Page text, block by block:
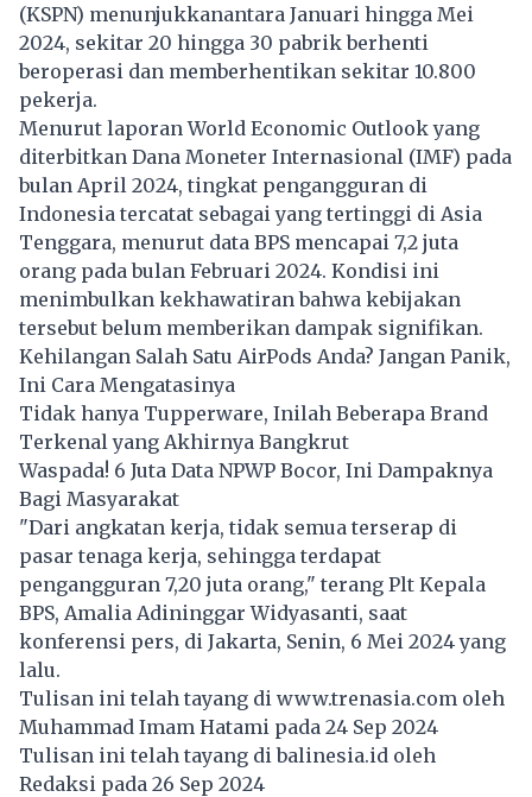
(KSPN) menunjukkanantara Januari hingga Mei
2024, sekitar 20 hingga 30 pabrik berhenti
beroperasi dan memberhentikan sekitar 10.800
pekerja.
Menurut laporan World Economic Outlook yang
diterbitkan Dana Moneter Internasional (IMF) pada
bulan April 2024, tingkat pengangguran di
Indonesia tercatat sebagai yang tertinggi di Asia
Tenggara, menurut data BPS mencapai 7,2 juta
orang pada bulan Februari 2024. Kondisi ini
menimbulkan kekhawatiran bahwa kebijakan
tersebut belum memberikan dampak signifikan.
Kehilangan Salah Satu AirPods Anda? Jangan Panik,
Ini Cara Mengatasinya
Tidak hanya Tupperware, Inilah Beberapa Brand
Terkenal yang Akhirnya Bangkrut
Waspada! 6 Juta Data NPWP Bocor, Ini Dampaknya
Bagi Masyarakat
"Dari angkatan kerja, tidak semua terserap di
pasar tenaga kerja, sehingga terdapat
pengangguran 7,20 juta orang," terang Plt Kepala
BPS, Amalia Adininggar Widyasanti, saat
konferensi pers, di Jakarta, Senin, 6 Mei 2024 yang
lalu.
Tulisan ini telah tayang di www.trenasia.com oleh
Muhammad Imam Hatami pada 24 Sep 2024
Tulisan ini telah tayang dibalinesia.id oleh
Redaksi pada 26 Sep 2024